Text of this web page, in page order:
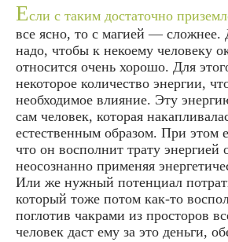
Если с таким достаточно
все ясно, то с магией —
надо, чтобы к некоему человеку
относится очень хорошо. Для
некоторое количество энергии,
необходимое влияние. Эту
сам человек, которая
естественным образом. При этом
что он восполнит трату
неосознанно применяя
Или же нужный потенциал
который тоже потом как-то
поглотив чакрами из просторов
человек даст ему за это деньги,